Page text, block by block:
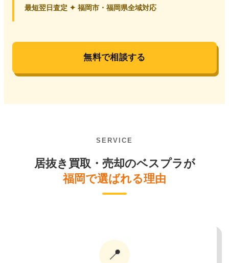
最短翌日査定 ✦ 福岡市・福岡県全域対応
無料で相談する
SERVICE
居抜き買取・売却のベスプラが
福岡で選ばれる理由
📍